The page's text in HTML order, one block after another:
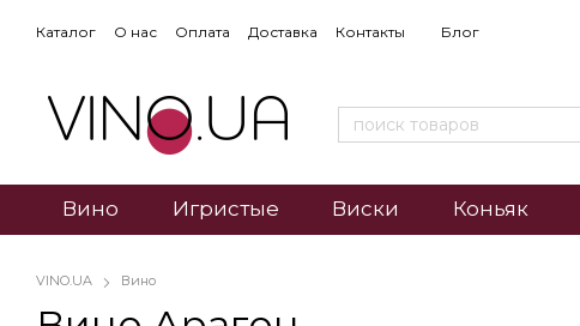
Каталог О нас Оплата Доставка Контакты Блог
Вино Игристые Виски Коньяк
VINO.UA Вино